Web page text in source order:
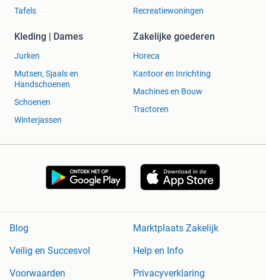
Tafels
Recreatiewoningen
Kleding | Dames
Jurken
Mutsen, Sjaals en
Handschoenen
Schoenen
Winterjassen
Zakelijke goederen
Horeca
Kantoor en Inrichting
Machines en Bouw
Tractoren
Blog
Marktplaats Zakelijk
Veilig en Succesvol
Help en Info
Voorwaarden
Privacyverklaring